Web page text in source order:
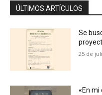
ÚLTIMOS ARTÍCULOS
Se
25 de
«En mi